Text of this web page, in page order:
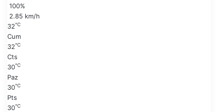
a
y
100%
2.85 km/h
32℃
Cum
32℃
Cts
30℃
Paz
30℃
Pts
30℃